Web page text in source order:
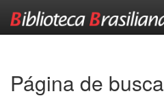
Página de busca